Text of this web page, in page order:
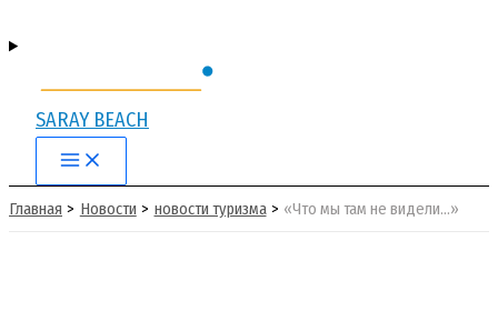
SARAY BEACH
Main
Menu
Главная Новости новости туризма «Что мы там не видели…»